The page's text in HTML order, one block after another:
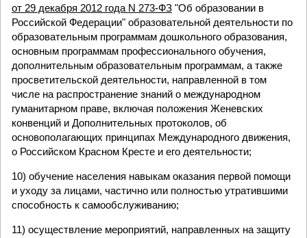
от 29 декабря 2012 года N 273-ФЗ "Об образовании в
Российской Федерации" образовательной деятельности по
образовательным программам дошкольного образования,
основным программам профессионального обучения,
дополнительным образовательным программам, а также
просветительской деятельности, направленной в том
числе на распространение знаний о международном
гуманитарном праве, включая положения Женевских
конвенций и Дополнительных протоколов, об
основополагающих принципах Международного движения,
о Российском Красном Кресте и его деятельности;
10) обучение населения навыкам оказания первой помощи
и уходу за лицами, частично или полностью утратившими
способность к самообслуживанию;
11) осуществление мероприятий, направленных на защиту